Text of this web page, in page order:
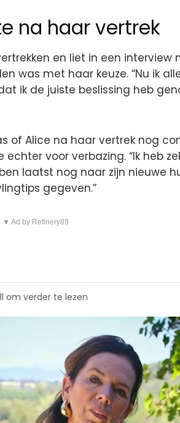
na haar vertrek
en liet in een interview
was met haar keuze. “Nu ik
ik de juiste beslissing heb
of Alice na haar vertrek nog
voor verbazing. “Ik heb
laatst nog naar zijn nieuwe
gegeven.”
▼ Ad by Refinery89
om verder te lezen